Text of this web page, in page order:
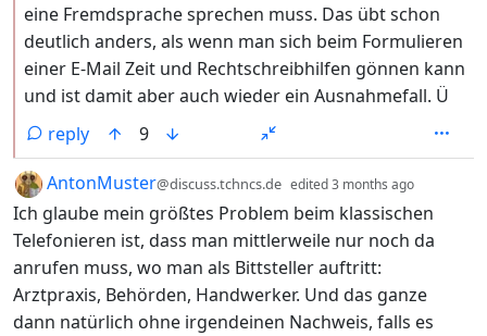
eine Fremdsprache sprechen muss. Das übt schon
deutlich anders, als wenn man sich beim Formulieren
einer E-Mail Zeit und Rechtschreibhilfen gönnen kann
und ist damit aber auch wieder ein Ausnahmefall. Ü
reply
9
by
AntonMuster@discuss.tchncs.de edited3 months ago
Ich glaube mein größtes Problem beim klassischen
Telefonieren ist, dass man mittlerweile nur noch da
anrufen muss, wo man als Bittsteller auftritt:
Arztpraxis, Behörden, Handwerker. Und das ganze
dann natürlich ohne irgendeinen Nachweis, falls es